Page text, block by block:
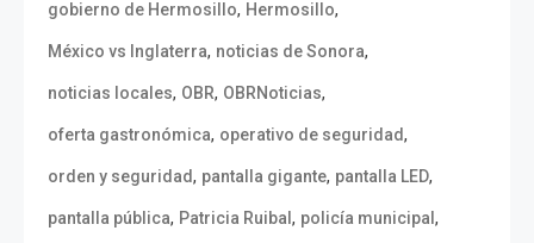
gobierno de Hermosillo, Hermosillo,
México vs Inglaterra, noticias de Sonora,
noticias locales, OBR, OBRNoticias,
oferta gastronómica, operativo de seguridad,
orden y seguridad, pantalla gigante, pantalla LED,
pantalla pública, Patricia Ruibal , policía municipal ,